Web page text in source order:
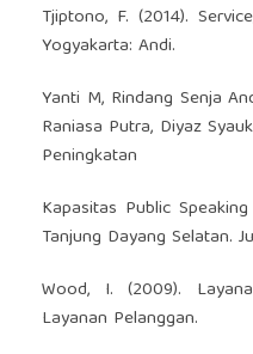
Tjiptono, F. (2014).
Yogyakarta: Andi.
Yanti M, Rindang Senja
Raniasa Putra, Diyaz
Peningkatan
Kapasitas Public
Tanjung Dayang Selatan.
Wood, I. (2009).
Layanan Pelanggan.